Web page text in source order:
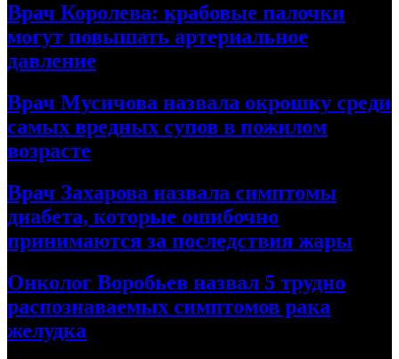
Врач Королева: крабовые палочки
могут повышать артериальное
давление
Врач Мусичова назвала окрошку среди
самых вредных супов в пожилом
возрасте
Врач Захарова назвала симптомы
диабета, которые ошибочно
принимаются за последствия жары
Онколог Воробьев назвал 5 трудно
распознаваемых симптомов рака
желудка